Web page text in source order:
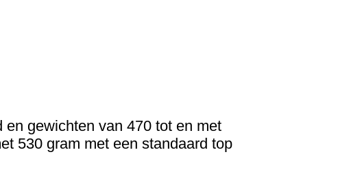
gewichten van 470 tot en met
530 gram met een standaard top